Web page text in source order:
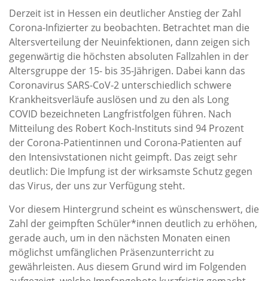
Derzeit ist in Hessen ein deutlicher Anstieg der Zahl
Corona-Infizierter zu beobachten. Betrachtet man die
Altersverteilung der Neuinfektionen, dann zeigen sich
gegenwärtig die höchsten absoluten Fallzahlen in der
Altersgruppe der 15- bis 35-Jährigen. Dabei kann das
Coronavirus SARS-CoV-2 unterschiedlich schwere
Krankheitsverläufe auslösen und zu den als Long
COVID bezeichneten Langfristfolgen führen. Nach
Mitteilung des Robert Koch-Instituts sind 94 Prozent
der Corona-Patientinnen und Corona-Patienten auf
den Intensivstationen nicht geimpft. Das zeigt sehr
deutlich: Die Impfung ist der wirksamste Schutz gegen
das Virus, der uns zur Verfügung steht.
Vor diesem Hintergrund scheint es wünschenswert, die
Zahl der geimpften Schüler*innen deutlich zu erhöhen,
gerade auch, um in den nächsten Monaten einen
möglichst umfänglichen Präsenzunterricht zu
gewährleisten. Aus diesem Grund wird im Folgenden